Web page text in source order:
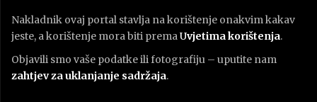
Nakladnik ovaj portal stavlja na korištenje onakvim kakav
jeste, a korištenje mora biti premaUvjetima korištenja.
Objavili smo vaše podatke ili fotografiju – uputite nam
zahtjev za uklanjanje sadržaja.